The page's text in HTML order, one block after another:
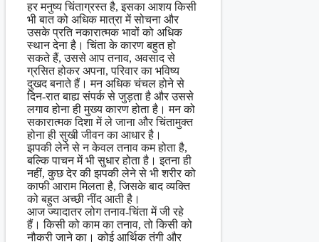
हर मनुष्य चिंताग्रस्त है, इसका आशय किसी
भी बात को अधिक मात्रा में सोचना और
उसके प्रति नकारात्मक भावों को अधिक
स्थान देना है। चिंता के कारण बहुत हो
सकते हैं, उससे आप तनाव, अवसाद से
ग्रसित होकर अपना, परिवार का भविष्य
दुखद बनाते हैं। मन अधिक चंचल होने से
दिन-रात बाह्य संपर्क से जुड़ता है और उससे
लगाव होना ही मुख्य कारण होता है। मन को
सकारात्मक दिशा में ले जाना और चिंतामुक्त
होना ही सुखी जीवन का आधार है।
झपकी लेने से न केवल तनाव कम होता है,
बल्कि पाचन में भी सुधार होता है। इतना ही
नहीं, कुछ देर की झपकी लेने से भी शरीर को
काफी आराम मिलता है, जिसके बाद व्यक्ति
को बहुत अच्छी नींद आती है।
आज ज्यादातर लोग तनाव-चिंता में जी रहे
हैं। किसी को काम का तनाव, तो किसी को
नौकरी जाने का। कोई आर्थिक तंगी और